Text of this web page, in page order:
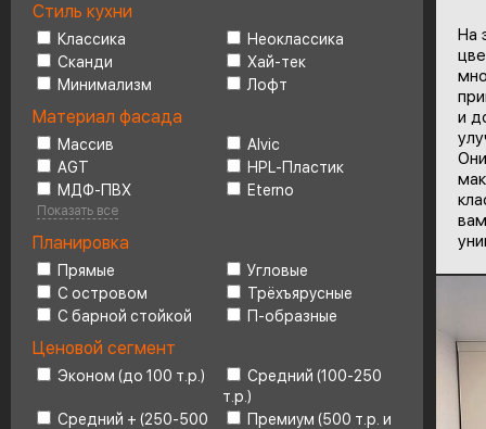
Стиль кухни
Материал фасада
Планировка
Ценовой сегмент
Стиль кухни
Классика
Неоклассика
Сканди
Хай-тек
Минимализм
Лофт
Материал фасада
Массив
Alvic
AGT
HPL-Пластик
МДФ-ПВХ
Eterno
Показать все
Планировка
Прямые
Угловые
С островом
Трёхъярусные
С барной стойкой
П-образные
Ценовой сегмент
Эконом (до 100 т.р.)
Средний (100-250
т.р.)
Средний + (250-500
Премиум (500 т.р. и
На
и